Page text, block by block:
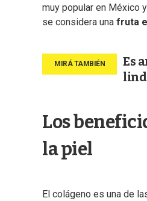
muy popular en México
se considera una fruta
Es
Los
la piel
El colágeno es una de